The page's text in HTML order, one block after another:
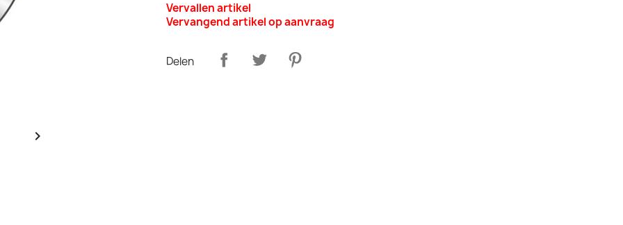

Vervallen artikel
Vervangend artikel op aanvraag
Delen